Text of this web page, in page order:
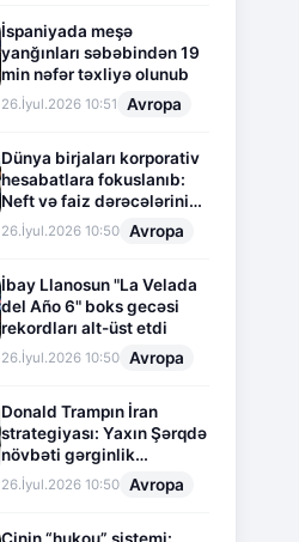
İspaniyada meşə
yanğınları səbəbindən 19
min nəfər təxliyə olunub
26.İyul.2026 10:51 Avropa
Dünya birjaları korporativ
hesabatlara fokuslanıb:
Neft və faiz dərəcələrinin
təsiri altında cari vəziyyət
26.İyul.2026 10:50 Avropa
İbay Llanosun "La Velada
del Año 6" boks gecəsi
rekordları alt-üst etdi
26.İyul.2026 10:50 Avropa
Donald Trampın İran
strategiyası: Yaxın Şərqdə
növbəti gərginlik
mərhələsi
26.İyul.2026 10:50 Avropa